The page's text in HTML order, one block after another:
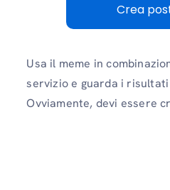
Crea
Usa il meme in
servizio e guarda i
Ovviamente, devi essere